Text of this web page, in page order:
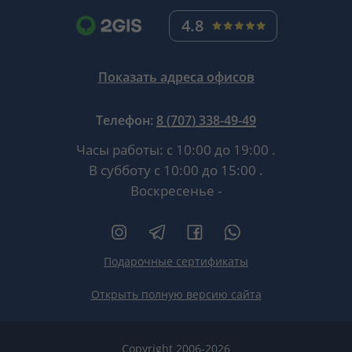
4.8
Показать адреса офисов
Телефон: 8 (707) 338-49-49
Часы работы: с 10:00 до 19:00 .
В субботу с 10:00 до 15:00 .
Воскресенье -
Подарочные сертификаты
Открыть полную версию сайта
Copyright 2006-2026